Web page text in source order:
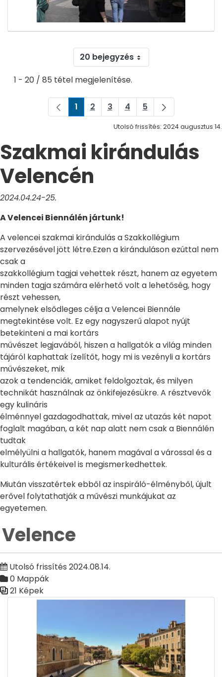
20 bejegyzés
1 - 20 / 85 tétel megjelenítése.
Oldal
1 Oldal
2 Oldal
3 Oldal
4 Oldal
5
Utolsó frissítés: 2024 augusztus 14.
Szakmai kirándulás
Velencén
2024.04.24-25.
A Velencei Biennálén jártunk!
A velencei szakmai kirándulás a Szakkollégium
szervezésével jött létre.Ezen a kiránduláson ezúttal nem
csak a
szakkollégium tagjai vehettek részt, hanem az egyetem
minden tagja számára elérhető volt a lehetőség, hogy
részt vehessen,
amelynek elsődleges célja a Velencei Biennále
megtekintése volt. Ez egy nagyszerű alapot nyújt
betekinteni a mai kortárs
művészet legjavából, hiszen a hallgatók a világ minden
tájáról kaphattak ízelítőt, hogy mi is vezényli a kortárs
művészeket, mik
azok a tendenciák, amiket feldolgoztak, és milyen
technikát használnak az önkifejezésükre. A résztvevők
egy kulináris
élménnyel gazdagodhattak, mivel az utazás két napot
foglalt magában, a két nap alatt nem csak a Biennálén
tudtak
elmélyülni a hallgatók, hanem magával a várossal és a
kulturális értékeivel is megismerkedhettek.
Miután visszatértek ebből az inspiráló-élményből, újult
erővel folytathatják a művészi munkájukat az
egyetemen.
Velence
Utolsó frissítés 2024.08.14.
0 Mappák
21 Képek